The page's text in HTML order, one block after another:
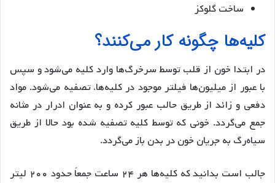
ساخت گلوکز
کلیه‌ها چگونه کار می‌کنند؟
در ابتدا خون از قلب توسط سرخرگ‌ها وارد کلیه می‌شود و سپس
با عبور از میلیون‌ها فیلتر موجود در کلیه‌ها، تصفیه می‌شود. مواد
دفعی و زائد از طریق حالب عبور کرده و به عنوان ادرار در مثانه
جمع می‌گردد. خونی که توسط کلیه تصفیه شده بود حالا از طریق
سیاه‌رگ به جریان خون در بدن باز می‌گردد.
جالب است بدانید که کلیه‌ها هر ۲۴ ساعت جمعاً حدود ۲۰۰ لیتر